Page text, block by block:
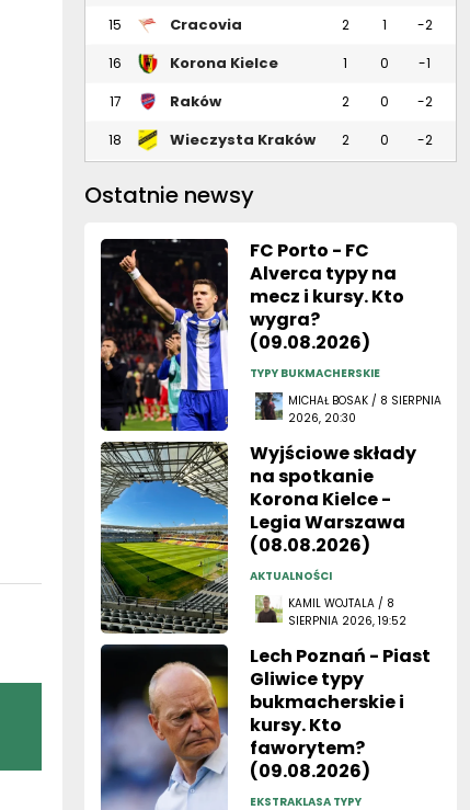
15 Cracovia 2 1 -2
16 Korona Kielce 1 0 -1
17
Raków
2 0 -2
18 Wieczysta Kraków 2 0 -2
Ostatnie newsy
FC Porto - FC
Alverca typy na
mecz i kursy. Kto
wygra?
(09.08.2026)
TYPY BUKMACHERSKIE
MICHAŁ BOSAK / 8 SIERPNIA
2026, 20:30
Wyjściowe składy
na spotkanie
Korona Kielce -
Legia Warszawa
(08.08.2026)
AKTUALNOŚCI
KAMIL WOJTALA / 8
SIERPNIA 2026, 19:52
Lech Poznań - Piast
Gliwice typy
bukmacherskie i
kursy. Kto
faworytem?
(09.08.2026)
EKSTRAKLASA TYPY